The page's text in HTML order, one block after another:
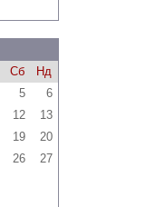
Сб
Нд
5
6
12
13
19
20
26
27